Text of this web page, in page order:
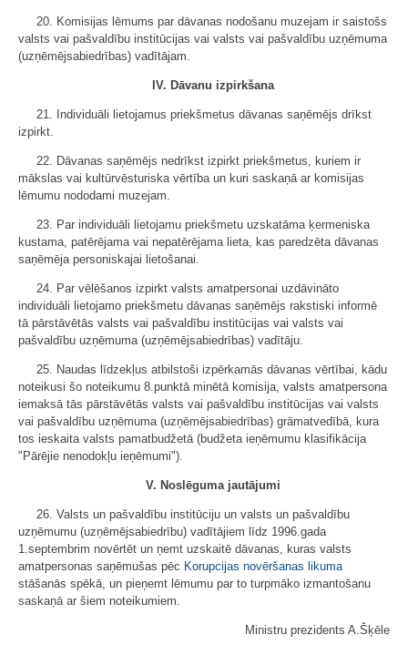
20. Komisijas lēmums par dāvanas nodošanu muzejam ir saistošs
valsts vai pašvaldību institūcijas vai valsts vai pašvaldību uzņēmuma
(uzņēmējsabiedrības) vadītājam.
IV. Dāvanu izpirkšana
21. Individuāli lietojamus priekšmetus dāvanas saņēmējs drīkst
izpirkt.
22. Dāvanas saņēmējs nedrīkst izpirkt priekšmetus, kuriem ir
mākslas vai kultūrvēsturiska vērtība un kuri saskaņā ar komisijas
lēmumu nododami muzejam.
23. Par individuāli lietojamu priekšmetu uzskatāma ķermeniska
kustama, patērējama vai nepatērējama lieta, kas paredzēta dāvanas
saņēmēja personiskajai lietošanai.
24. Par vēlēšanos izpirkt valsts amatpersonai uzdāvināto
individuāli lietojamo priekšmetu dāvanas saņēmējs rakstiski informē
tā pārstāvētās valsts vai pašvaldību institūcijas vai valsts vai
pašvaldību uzņēmuma (uzņēmējsabiedrības) vadītāju.
25. Naudas līdzekļus atbilstoši izpērkamās dāvanas vērtībai, kādu
noteikusi šo noteikumu 8.punktā minētā komisija, valsts amatpersona
iemaksā tās pārstāvētās valsts vai pašvaldību institūcijas vai valsts
vai pašvaldību uzņēmuma (uzņēmējsabiedrības) grāmatvedībā, kura
tos ieskaita valsts pamatbudžetā (budžeta ieņēmumu klasifikācija
"Pārējie nenodokļu ieņēmumi").
V. Noslēguma jautājumi
26. Valsts un pašvaldību institūciju un valsts un pašvaldību
uzņēmumu (uzņēmējsabiedrību) vadītājiem līdz 1996.gada
1.septembrim novērtēt un ņemt uzskaitē dāvanas, kuras valsts
amatpersonas saņēmušas pēc Korupcijas novēršanas likuma
stāšanās spēkā, un pieņemt lēmumu par to turpmāko izmantošanu
saskaņā ar šiem noteikumiem.
Ministru prezidents A.Šķēle